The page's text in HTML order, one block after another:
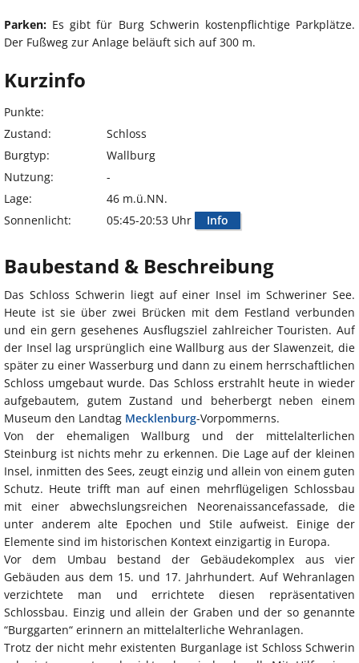
Parken: Es gibt für Burg Schwerin kostenpflichtige Parkplätze.
Der Fußweg zur Anlage beläuft sich auf 300 m.
Kurzinfo
Punkte:
Zustand:
Schloss
Burgtyp:
Wallburg
Nutzung:
-
Lage:
46 m.ü.NN.
Sonnenlicht:
05:45-20:53 Uhr Info
Baubestand & Beschreibung
Das Schloss Schwerin liegt auf einer Insel im Schweriner See.
Heute ist sie über zwei Brücken mit dem Festland verbunden
und ein gern gesehenes Ausflugsziel zahlreicher Touristen. Auf
der Insel lag ursprünglich eine Wallburg aus der Slawenzeit, die
später zu einer Wasserburg und dann zu einem herrschaftlichen
Schloss umgebaut wurde. Das Schloss erstrahlt heute in wieder
aufgebautem, gutem Zustand und beherbergt neben einem
Museum den Landtag Mecklenburg-Vorpommerns.
Von der ehemaligen Wallburg und der mittelalterlichen
Steinburg ist nichts mehr zu erkennen. Die Lage auf der kleinen
Insel, inmitten des Sees, zeugt einzig und allein von einem guten
Schutz. Heute trifft man auf einen mehrflügeligen Schlossbau
mit einer abwechslungsreichen Neorenaissancefassade, die
unter anderem alte Epochen und Stile aufweist. Einige der
Elemente sind im historischen Kontext einzigartig in Europa.
Vor dem Umbau bestand der Gebäudekomplex aus vier
Gebäuden aus dem 15. und 17. Jahrhundert. Auf Wehranlagen
verzichtete man und errichtete diesen repräsentativen
Schlossbau. Einzig und allein der Graben und der so genannte
“Burggarten“ erinnern an mittelalterliche Wehranlagen.
Trotz der nicht mehr existenten Burganlage ist Schloss Schwerin